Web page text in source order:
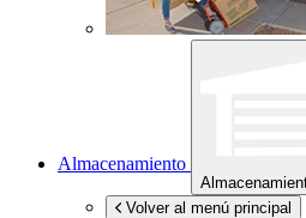
Almacenamiento
Volver al menú principal